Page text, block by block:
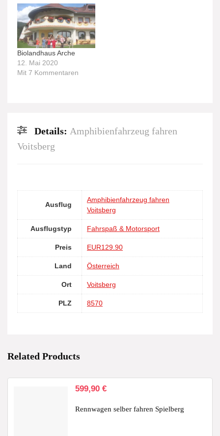
Biolandhaus Arche
12. Mai 2020
Mit 7 Kommentaren
Details: Amphibienfahrzeug fahren
Voitsberg
Ausflug
Amphibienfahrzeug fahren
Voitsberg
Ausflugstyp Fahrspaß & Motorsport
Preis EUR129.90
Land Österreich
Ort Voitsberg
PLZ 8570
Related Products
599,90 €
Rennwagen selber fahren Spielberg